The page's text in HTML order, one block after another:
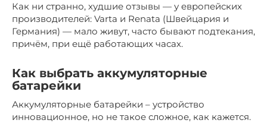
Как ни странно, худшие отзывы — у европейских
производителей: Varta и Renata (Швейцария и
Германия) — мало живут, часто бывают подтекания,
причём, при ещё работающих часах.
Как выбрать аккумуляторные
батарейки
Аккумуляторные батарейки – устройство
инновационное, но не такое сложное, как кажется.